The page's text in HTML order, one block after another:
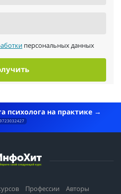
персональных данных
психолога на практике
Профессии
Авторы